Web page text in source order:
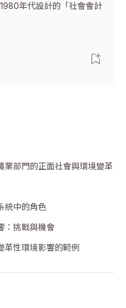
年代設計的「社會會計
業部門的正面社會與環境變革
統中的角色
：挑戰與機會
革性環境影響的範例